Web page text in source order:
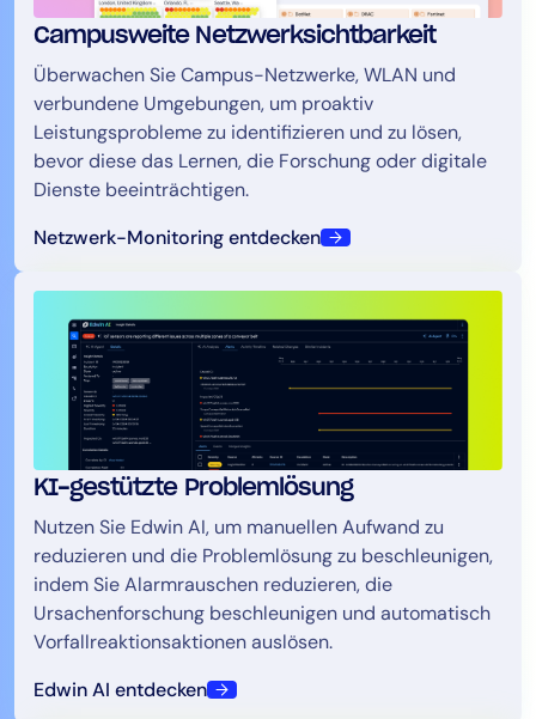
Campusweite Netzwerksichtbarkeit
Überwachen Sie Campus-Netzwerke, WLAN und
verbundene Umgebungen, um proaktiv
Leistungsprobleme zu identifizieren und zu lösen,
bevor diese das Lernen, die Forschung oder digitale
Dienste beeinträchtigen.
Netzwerk-Monitoring entdecken
KI-gestützte Problemlösung
Nutzen Sie Edwin AI, um manuellen Aufwand zu
reduzieren und die Problemlösung zu beschleunigen,
indem Sie Alarmrauschen reduzieren, die
Ursachenforschung beschleunigen und automatisch
Vorfallreaktionsaktionen auslösen.
Edwin AI entdecken